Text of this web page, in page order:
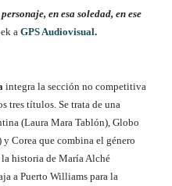
en esa soledad, en ese
a GPS Audiovisual.
integra la sección no competitiva
tres títulos. Se trata de una
(Laura Mara Tablón), Globo
Corea que combina el género
historia de María Alché
a Puerto Williams para la